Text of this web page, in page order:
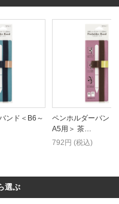
ンド＜B6～
ペンホルダーバンド
A5用＞ 茶…
792円 (税込)
選ぶ